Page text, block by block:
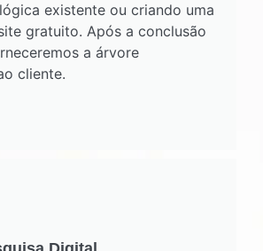
existente ou criando uma
gratuito. Após a conclusão
a árvore
cliente.